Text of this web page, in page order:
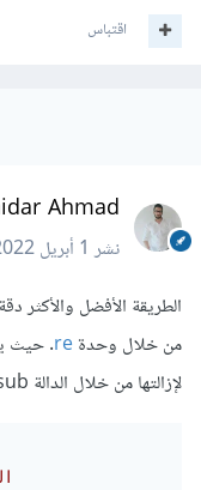
اقتباس
Ahmad
نشر1 أبريل 2022
الطريقة الأفضل والأكثر
من خلال وحدةre. حيث
لإزالتها من خلال الدالة sub.